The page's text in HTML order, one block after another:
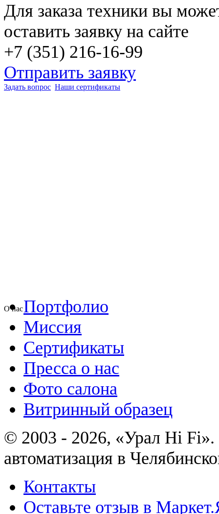
Для заказа техники вы
оставить заявку на сайте
+7 (351) 216-16-99
Отправить заявку
Задать вопрос Наши сертификаты
О насПортфолио
Миссия
Сертификаты
Пресса о нас
Фото салона
Витринный образец
© 2003 - 2026, «Урал Hi
автоматизация в
Контакты
Оставьте отзыв в